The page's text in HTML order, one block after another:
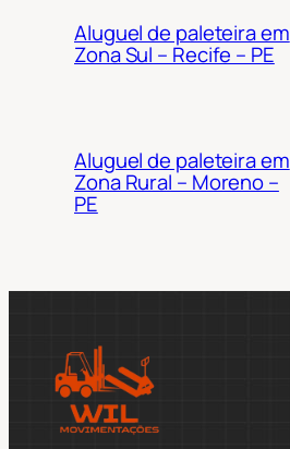
Aluguel de paleteira em
Zona Sul – Recife – PE
Aluguel de paleteira em
Zona Rural – Moreno –
PE